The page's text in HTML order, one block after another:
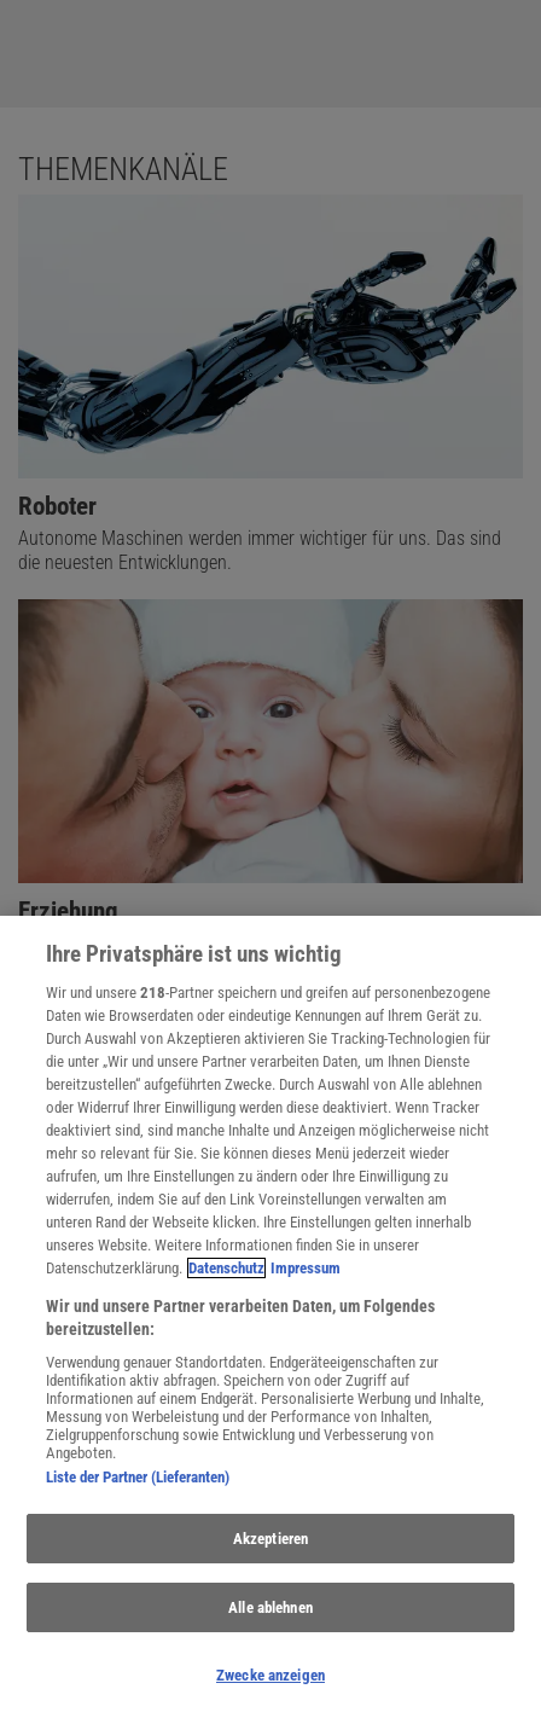
THEMENKANÄLE
Roboter
Autonome Maschinen werden immer wichtiger für uns. Das sind
die neuesten Entwicklungen.
Erziehung
Forscher untersuchen, wie Eltern die Entwicklung ihrer Kinder
optimal fördern können.
Kinder
zum Abnabeln von den Eltern in der Pubertät: Die Kindheit ist eine
ganz besondere Phase, die fürs Leben prägt.
Ihre Privatsphäre ist uns wichtig
Wir und unsere218-Partner speichern und greifen auf personenbezogene
Daten wie Browserdaten oder eindeutige Kennungen auf Ihrem Gerät zu.
Durch Auswahl von Akzeptieren aktivieren Sie Tracking-Technologien für
die unter „Wir und unsere Partner verarbeiten Daten, um Ihnen Dienste
bereitzustellen“ aufgeführten Zwecke. Durch Auswahl von Alle ablehnen
oder Widerruf Ihrer Einwilligung werden diese deaktiviert. Wenn Tracker
deaktiviert sind, sind manche Inhalte und Anzeigen möglicherweise nicht
mehr so relevant für Sie. Sie können dieses Menü jederzeit wieder
aufrufen, um Ihre Einstellungen zu ändern oder Ihre Einwilligung zu
widerrufen, indem Sie auf den Link Voreinstellungen verwalten am
unteren Rand der Webseite klicken. Ihre Einstellungen gelten innerhalb
unseres Website. Weitere Informationen finden Sie in unserer
Datenschutzerklärung. Datenschutz Impressum
Wir und unsere Partner verarbeiten Daten, um Folgendes
bereitzustellen:
Verwendung genauer Standortdaten. Endgeräteeigenschaften zur
Identifikation aktiv abfragen. Speichern von oder Zugriff auf
Informationen auf einem Endgerät. Personalisierte Werbung und Inhalte,
Messung von Werbeleistung und der Performance von Inhalten,
Zielgruppenforschung sowie Entwicklung und Verbesserung von
Angeboten.
Liste der Partner (Lieferanten)
Akzeptieren
Alle ablehnen
Zwecke anzeigen